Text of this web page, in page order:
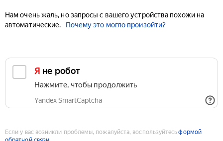
Нам очень жаль, но запросы с вашего устройства похожи на
автоматические.
Почему это могло произойти?
Я не робот
Нажмите, чтобы продолжить
Yandex SmartCaptcha
Если у вас возникли проблемы, пожалуйста, воспользуйтесьформой